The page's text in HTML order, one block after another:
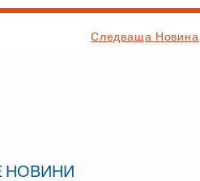
Следваща Новина
НОВИНИ